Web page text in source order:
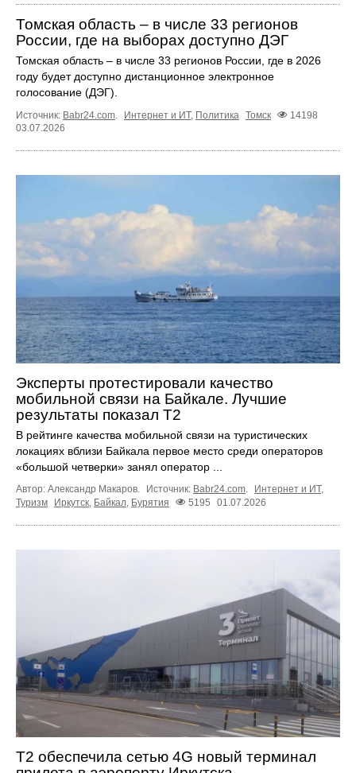
Томская область – в числе 33 регионов
России, где на выборах доступно ДЭГ
Томская область – в числе 33 регионов России, где в 2026
году будет доступно дистанционное электронное
голосование (ДЭГ).
Источник: Babr24.com. Интернет и ИТ, Политика Томск
14198
03.07.2026
Эксперты протестировали качество
мобильной связи на Байкале. Лучшие
результаты показал Т2
В рейтинге качества мобильной связи на туристических
локациях вблизи Байкала первое место среди операторов
«большой четверки» занял оператор ...
Автор: Александр Макаров. Источник: Babr24.com Интернет и ИТ,
Туризм
Иркутск Байкал Бурятия 5195 01.07.2026
T2 обеспечила сетью 4G новый терминал